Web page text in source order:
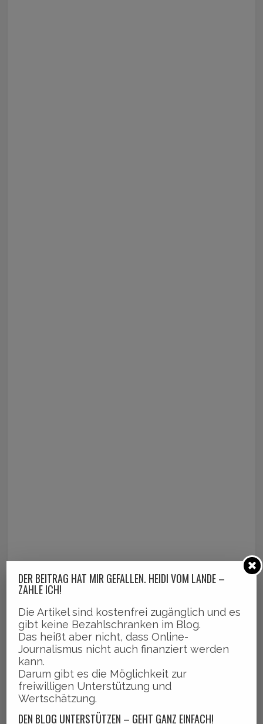
DER BEITRAG HAT MIR GEFALLEN. HEIDI VOM LANDE –
ZAHLE ICH!
Die Artikel sind kostenfrei zugänglich und es
gibt keine Bezahlschranken im Blog.
Das heißt aber nicht, dass Online-
Journalismus nicht auch finanziert werden
kann.
Darum gibt es die Möglichkeit zur
freiwilligen Unterstützung und
Wertschätzung.
DEN BLOG UNTERSTÜTZEN – GEHT GANZ EINFACH!